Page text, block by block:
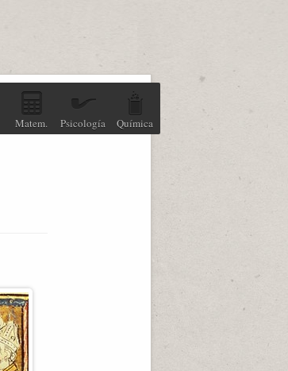
Matem. Psicología Química